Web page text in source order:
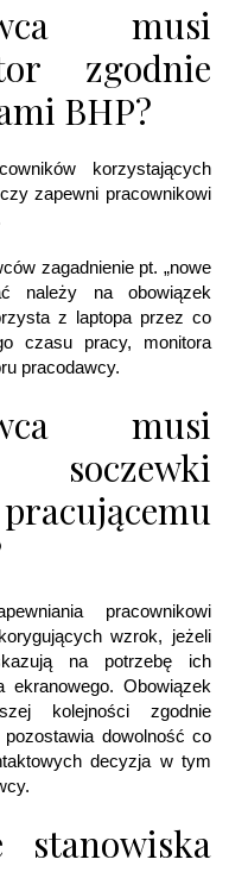
musi
zgodnie
BHP?
korzystających
zapewni pracownikowi
zagadnienie pt. „nowe
należy na obowiązek
z laptopa przez co
czasu pracy, monitora
pracodawcy.
musi
pracownikowi
wzrok, jeżeli
na potrzebę ich
ekranowego. Obowiązek
kolejności zgodnie
dowolność co
decyzja w tym
stanowiska